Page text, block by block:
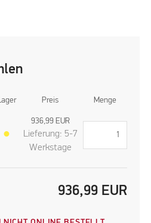
Preis Menge
●
936,99 EUR
Lieferung: 5-7
Werkstage
936,99 EUR